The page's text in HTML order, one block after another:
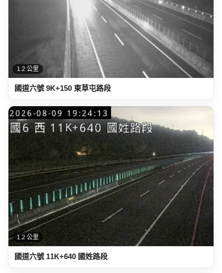
1.2 公里
國道六號 9K+150 東草屯路段
1.2 公里
國道六號 11K+640 國姓路段